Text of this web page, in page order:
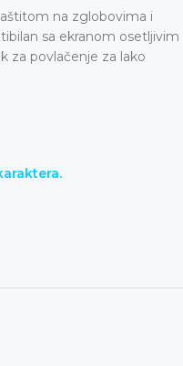
na zglobovima i
sa ekranom osetljivim
za povlačenje za lako